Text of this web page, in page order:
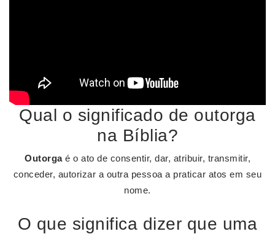
Qual o significado de outorga
na Bíblia?
Outorgaé o ato de consentir, dar, atribuir, transmitir,
conceder, autorizar a outra pessoa a praticar atos em seu
nome.
O que significa dizer que uma